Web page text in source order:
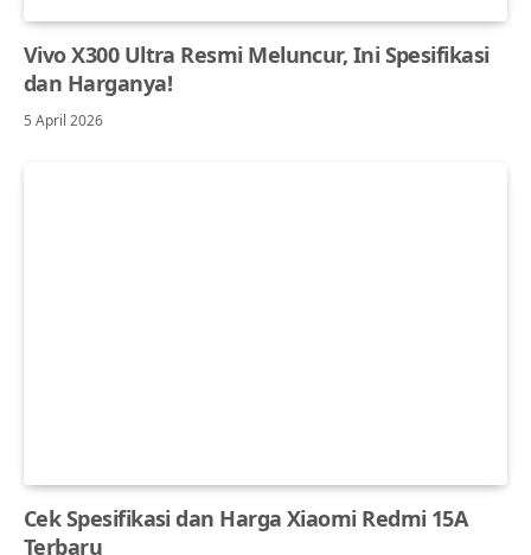
Vivo X300 Ultra Resmi Meluncur, Ini Spesifikasi
dan Harganya!
5 April 2026
Cek Spesifikasi dan Harga Xiaomi Redmi 15A
Terbaru